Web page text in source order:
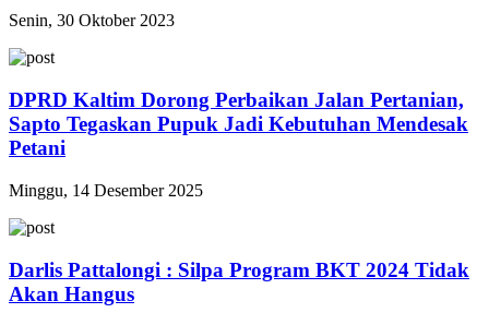
Senin, 30 Oktober 2023
DPRD Kaltim Dorong Perbaikan Jalan Pertanian,
Sapto Tegaskan Pupuk Jadi Kebutuhan Mendesak
Petani
Minggu, 14 Desember 2025
Darlis Pattalongi : Silpa Program BKT 2024 Tidak
Akan Hangus